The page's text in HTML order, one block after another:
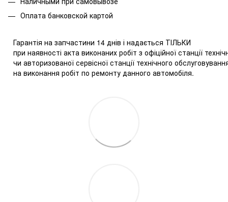
Оплата банковской картой
Гарантія на запчастини 14 днів і надається ТІЛЬКИ
при наявності акта виконаних робіт з офіційної станції
чи авторизованої сервісної станції технічного
на виконання робіт по ремонту данного автомобіля.